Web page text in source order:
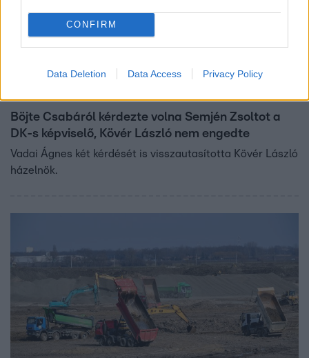
CONFIRM
Data Deletion Data Access Privacy Policy
Böjte Csabáról kérdezte volna Semjén Zsoltot a
DK-s képviselő, Kövér László nem engedte
Vadai Ágnes két kérdését is visszautasította Kövér László
házelnök.